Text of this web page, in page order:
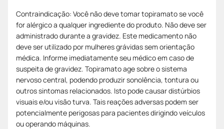
Contraindicação: Você não deve tomar topiramato se você
for alérgico a qualquer ingrediente do produto. Não deve ser
administrado durante a gravidez. Este medicamento não
deve ser utilizado por mulheres grávidas sem orientação
médica. Informe imediatamente seu médico em caso de
suspeita de gravidez. Topiramato age sobre o sistema
nervoso central, podendo produzir sonolência, tontura ou
outros sintomas relacionados. Isto pode causar distúrbios
visuais e/ou visão turva. Tais reações adversas podem ser
potencialmente perigosas para pacientes dirigindo veículos
ou operando máquinas.